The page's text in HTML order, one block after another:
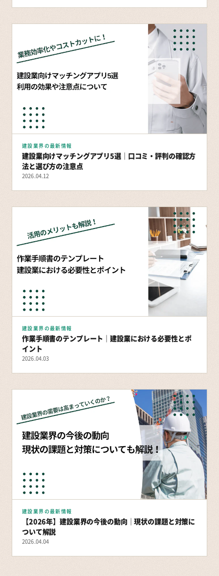
建設業界の最新情報
建設業向けマッチングアプリ5選｜口コミ・評判の確認方
法と選び方の注意点
2026.04.12
建設業界の最新情報
作業手順書のテンプレート｜建設業における必要性とポ
イント
2026.04.03
建設業界の最新情報
【2026年】建設業界の今後の動向｜現状の課題と対策に
ついて解説
2026.04.04